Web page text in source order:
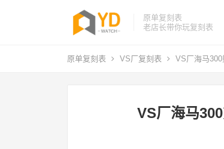
原单复刻表
老店长带你玩复刻表
原单复刻表 VS厂复刻表 VS厂海马
VS厂海马